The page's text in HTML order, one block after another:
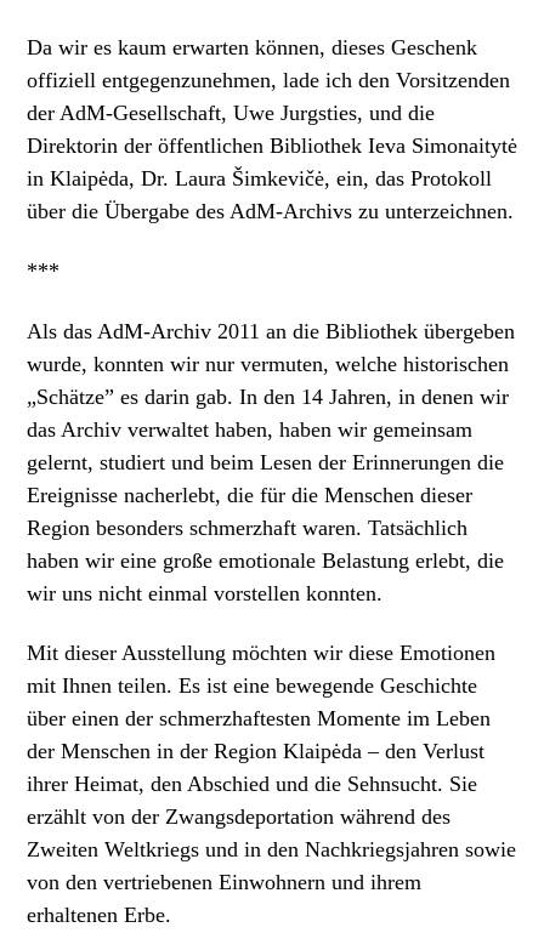
Da wir es kaum erwarten können, dieses Geschenk
offiziell entgegenzunehmen, lade ich den Vorsitzenden
der AdM-Gesellschaft, Uwe Jurgsties, und die
Direktorin der öffentlichen Bibliothek Ieva Simonaitytė
in Klaipėda, Dr. Laura Šimkevičė, ein, das Protokoll
über die Übergabe des AdM-Archivs zu unterzeichnen.
***
Als das AdM-Archiv 2011 an die Bibliothek übergeben
wurde, konnten wir nur vermuten, welche historischen
„Schätze” es darin gab. In den 14 Jahren, in denen wir
das Archiv verwaltet haben, haben wir gemeinsam
gelernt, studiert und beim Lesen der Erinnerungen die
Ereignisse nacherlebt, die für die Menschen dieser
Region besonders schmerzhaft waren. Tatsächlich
haben wir eine große emotionale Belastung erlebt, die
wir uns nicht einmal vorstellen konnten.
Mit dieser Ausstellung möchten wir diese Emotionen
mit Ihnen teilen. Es ist eine bewegende Geschichte
über einen der schmerzhaftesten Momente im Leben
der Menschen in der Region Klaipėda – den Verlust
ihrer Heimat, den Abschied und die Sehnsucht. Sie
erzählt von der Zwangsdeportation während des
Zweiten Weltkriegs und in den Nachkriegsjahren sowie
von den vertriebenen Einwohnern und ihrem
erhaltenen Erbe.